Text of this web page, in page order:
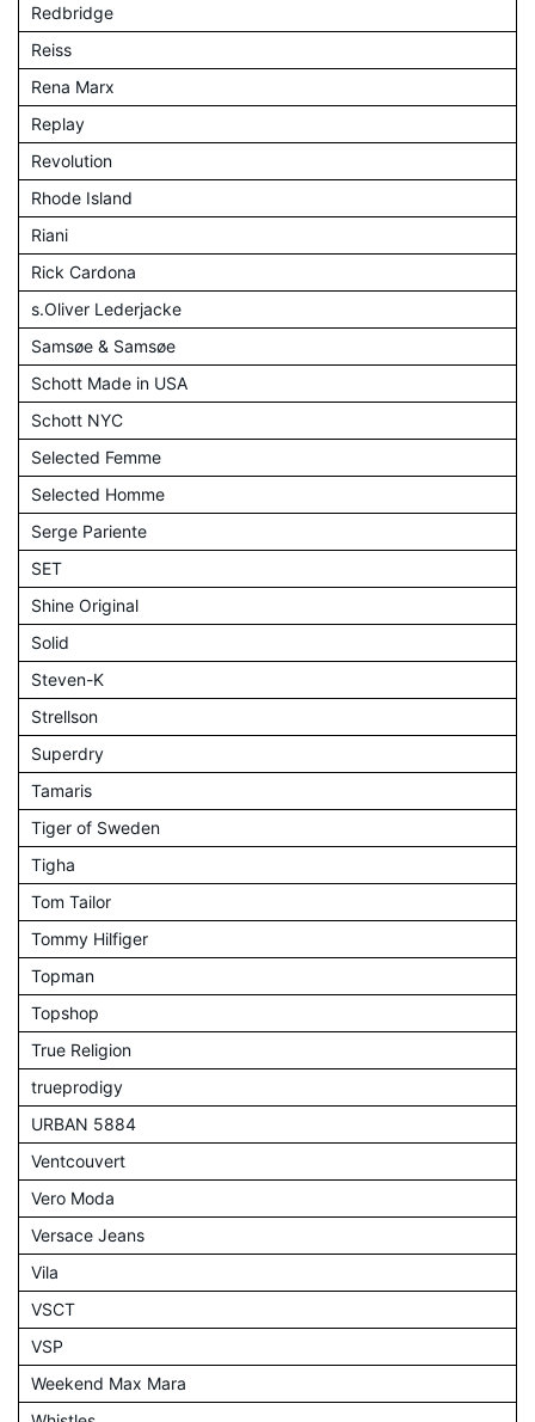
Redbridge
Reiss
Rena Marx
Replay
Revolution
Rhode Island
Riani
Rick Cardona
s.Oliver Lederjacke
Samsøe & Samsøe
Schott Made in USA
Schott NYC
Selected Femme
Selected Homme
Serge Pariente
SET
Shine Original
Solid
Steven-K
Strellson
Superdry
Tamaris
Tiger of Sweden
Tigha
Tom Tailor
Tommy Hilfiger
Topman
Topshop
True Religion
trueprodigy
URBAN 5884
Ventcouvert
Vero Moda
Versace Jeans
Vila
VSCT
VSP
Weekend Max Mara